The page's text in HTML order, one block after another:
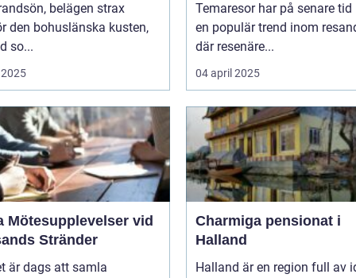
belägen strax
den bohuslänska kusten,
so...
Temaresor har på senare
en populär trend inom
där resenäre...
04 april 2025
Mötesupplevelser vid
Stränder
är dags att samla
Charmiga pensionat i
Halland
Halland är en region full av